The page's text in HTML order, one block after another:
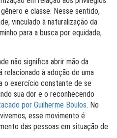
e classe. Nesse sentido,
vinculado à naturalização da
para a busca por equidade,
não significa abrir mão da
à adoção de uma
o exercício constante de se
sua dor e o reconhecendo
por Guilherme Boulos. No
esse movimento é
das pessoas em situação de